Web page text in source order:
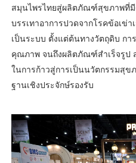
สมุนไพรไทยสู่ผลิตภัณฑ์สุขภาพที่
บรรเทาอาการปวดจากโรคข้อเข่
เป็นระบบ ตั้งแต่ต้นทางวัตถุดิบ ก
คุณภาพ จนถึงผลิตภัณฑ์สำเร็จรูป
ในการก้าวสู่การเป็นนวัตกรรมสุ
ฐานเชิงประจักษ์รองรับ